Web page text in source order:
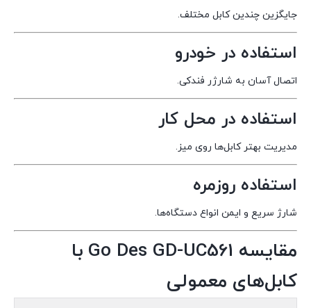
جایگزین چندین کابل مختلف.
استفاده در خودرو
اتصال آسان به شارژر فندکی.
استفاده در محل کار
مدیریت بهتر کابل‌ها روی میز.
استفاده روزمره
شارژ سریع و ایمن انواع دستگاه‌ها.
مقایسه Go Des GD-UC561 با
کابل‌های معمولی